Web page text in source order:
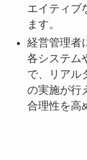
エイティブ
ます。
経営管理者
各システム
で、リアル
の実施が行
合理性を高